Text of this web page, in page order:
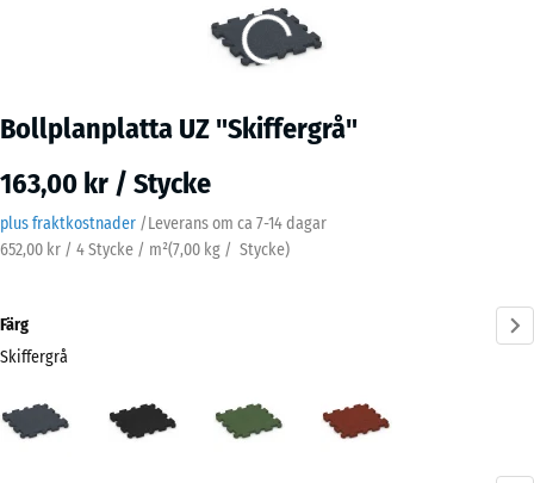
Bollplanplatta UZ "Skiffergrå"
163,00 kr / Stycke
plus fraktkostnader /Leverans om ca 7-14 dagar
652,00 kr / 4 Stycke / m²(7,00 kg / Stycke)
Färg
Skiffergrå
Skiffergrå
(active)